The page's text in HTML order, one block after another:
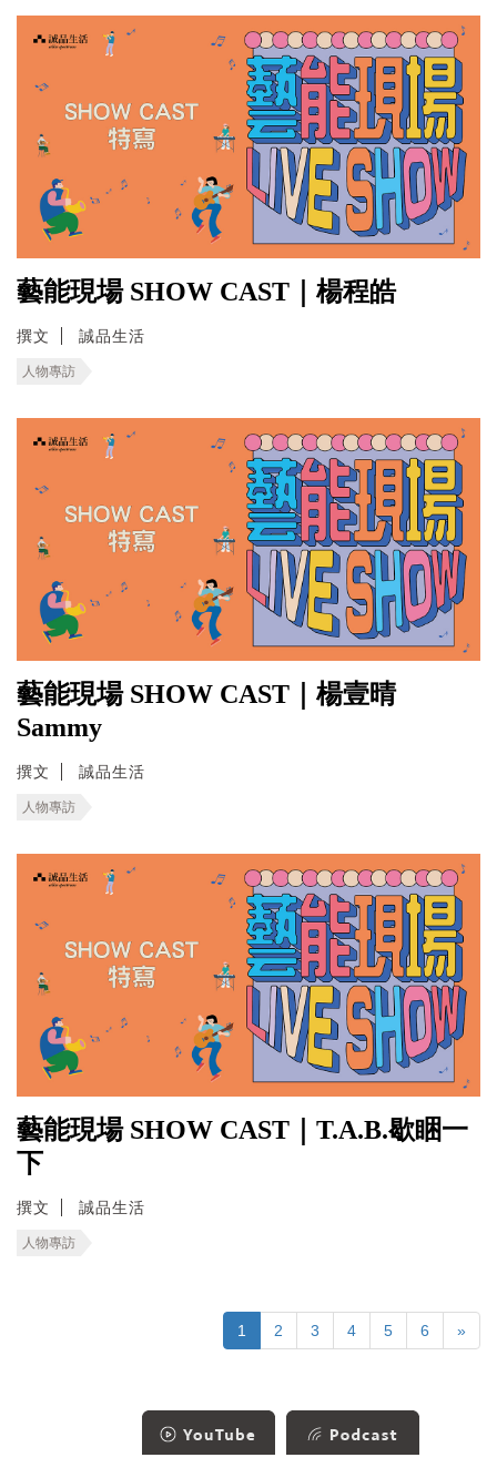
藝能現場 SHOW CAST｜楊程皓
撰文 誠品生活
人物專訪
藝能現場 SHOW CAST｜楊壹晴
Sammy
撰文 誠品生活
人物專訪
藝能現場 SHOW CAST｜T.A.B.歇睏一
下
撰文 誠品生活
人物專訪
1 2 3 4 5 6 »